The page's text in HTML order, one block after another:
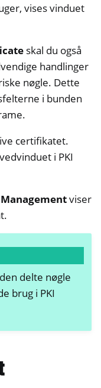
vises vinduet
skal du også
handlinger
nøgle. Dette
i bunden
certifikatet.
i PKI
viser
delte nøgle
brug i PKI